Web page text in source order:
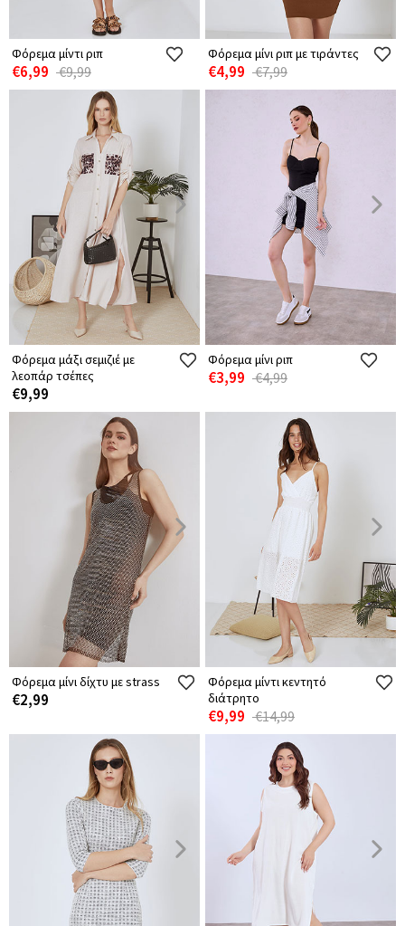
Φόρεμα μίντι ριπ
€6,99 €9,99
Φόρεμα μίνι ριπ με τιράντες
€4,99 €7,99
Φόρεμα μάξι σεμιζιέ με
λεοπάρ τσέπες
€9,99
Φόρεμα μίνι ριπ
€3,99 €4,99
Φόρεμα μίνι δίχτυ με strass
€2,99
Φόρεμα μίντι κεντητό
διάτρητο
€9,99 €14,99